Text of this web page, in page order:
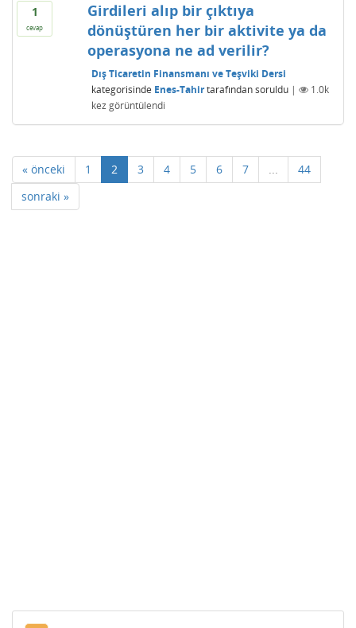
1
cevap
Girdileri alıp bir çıktıya
dönüştüren her bir aktivite ya da
operasyona ne ad verilir?
Dış Ticaretin Finansmanı ve Teşviki Dersi
kategorisinde Enes-Tahir tarafından soruldu |
1.0k
kez görüntülendi
« önceki 1 2 3 4 5 6 7 ...
44
sonraki »